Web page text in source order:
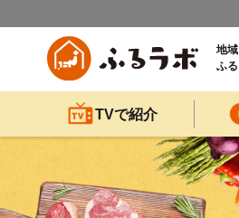
地
ふ
TVで紹介